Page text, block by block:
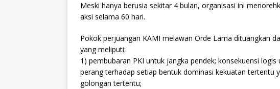
Meski hanya berusia sekitar 4 bulan, organisasi ini
aksi selama 60 hari.
Pokok perjuangan KAMI melawan Orde Lama dituangkan
yang meliputi:
1) pembubaran PKI untuk jangka pendek; konsekuensi
perang terhadap setiap bentuk dominasi kekuatan tertentu
golongan tertentu;